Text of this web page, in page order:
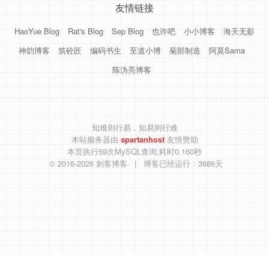
友情链接
HaoYue Blog Rat's Blog Sep Blog 也许吧 小小博客
海天无影
神韵博客
筑砼匠 编码书生 至道小博 菊部制造
阿莫Sama
陈沩亮博客
知难则行易，知易则行难
本站服务器由 spartanhost 友情赞助
本页执行59次MySQL查询,耗时0.160秒
© 2016-2026 刺客博客 | 博客已经运行：3686天